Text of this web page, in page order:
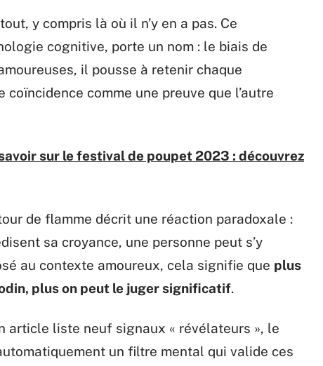
y compris là où il n’y en a pas. Ce
cognitive, porte un nom : le biais de
il pousse à retenir chaque
comme une preuve que l’autre
sur le festival de poupet 2023 : découvrez
de flamme décrit une réaction paradoxale :
sa croyance, une personne peut s’y
au contexte amoureux, cela signifie que plus
plus on peut le juger significatif.
article liste neuf signaux « révélateurs », le
un filtre mental qui valide ces